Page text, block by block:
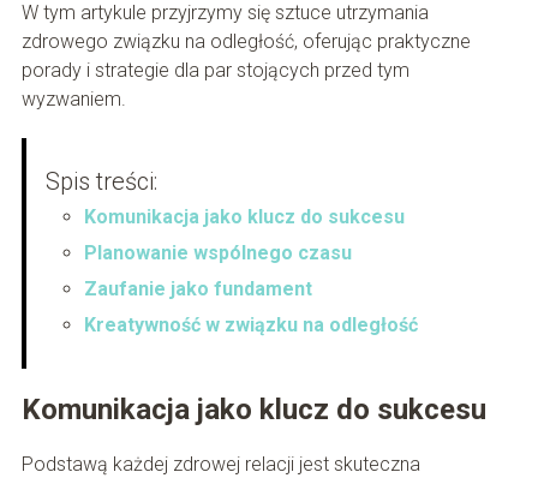
W tym artykule przyjrzymy się sztuce utrzymania
zdrowego związku na odległość, oferując praktyczne
porady i strategie dla par stojących przed tym
wyzwaniem.
Spis treści:
Komunikacja jako klucz do sukcesu
Planowanie wspólnego czasu
Zaufanie jako fundament
Kreatywność w związku na odległość
Komunikacja jako klucz do sukcesu
Podstawą każdej zdrowej relacji jest skuteczna